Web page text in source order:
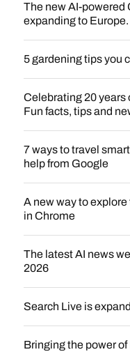
The new AI-powered
expanding to Europe.
5 gardening tips you
Celebrating 20 years
Fun facts, tips and
7 ways to travel
help from Google
A new way to
in Chrome
The latest AI news
2026
Search Live is
Bringing the power